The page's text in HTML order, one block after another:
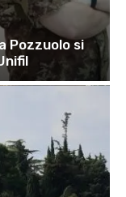
Pozzuolo si